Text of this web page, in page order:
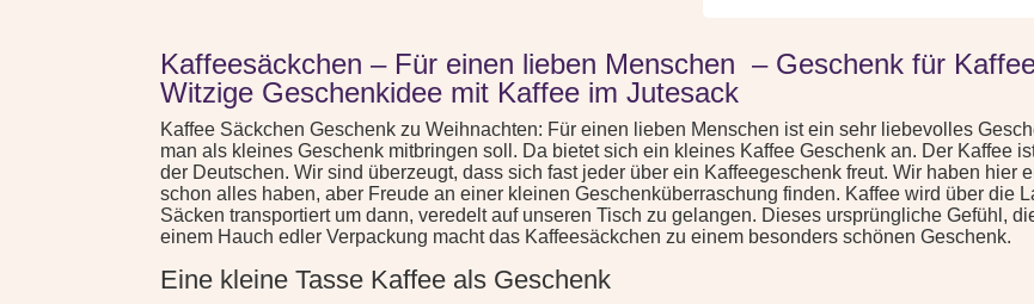
Kaffeesäckchen – Für einen lieben Menschen – Geschenk für
Witzige Geschenkidee mit Kaffee im Jutesack
Kaffee Säckchen Geschenk zu Weihnachten: Für einen lieben Menschen ist ein sehr liebevolles
man als kleines Geschenk mitbringen soll. Da bietet sich ein kleines Kaffee Geschenk an. Der Kaffee
der Deutschen. Wir sind überzeugt, dass sich fast jeder über ein Kaffeegeschenk freut. Wir haben hier
schon alles haben, aber Freude an einer kleinen Geschenküberraschung finden. Kaffee wird über die
Säcken transportiert um dann, veredelt auf unseren Tisch zu gelangen. Dieses ursprüngliche Gefühl,
einem Hauch edler Verpackung macht das Kaffeesäckchen zu einem besonders schönen Geschenk.
Eine kleine Tasse Kaffee als Geschenk